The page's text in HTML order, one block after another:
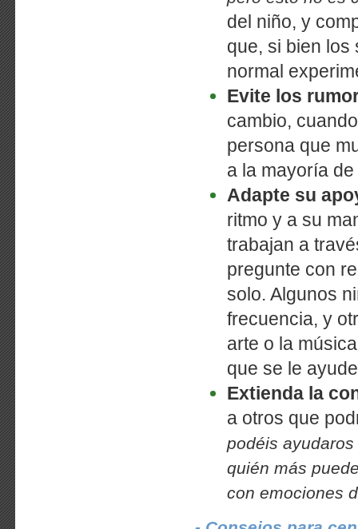
del niño, y
que, si bien los
normal
Evite los
cambio,
persona que
a la mayoría
Adapte su
ritmo y a su
trabajan a
pregunte con
solo. Algunos
frecuencia, y
arte o la
que se le
Extienda la
a otros que
podéis
quién más
con emociones